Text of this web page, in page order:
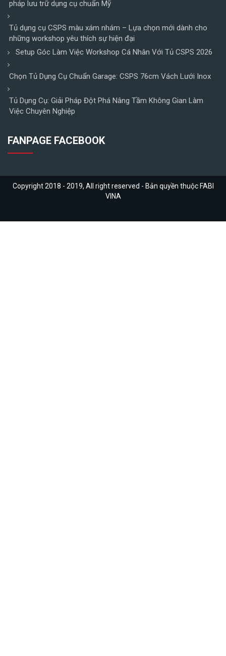
pháp lưu trữ dụng cụ chuẩn Mỹ
Tủ dụng cụ CSPS màu xám nhám – Lựa chọn mới dành cho
những workshop yêu thích sự hiện đại
Setup Góc Làm Việc Workshop Cá Nhân Với Tủ CSPS 2026
Chọn Tủ Dụng Cụ Chuẩn Garage: CSPS 76cm Vách Lưới Inox
Tủ Dụng Cụ: Giải Pháp Đột Phá Nâng Tầm Không Gian Làm
Việc Chuyên Nghiệp
FANPAGE FACEBOOK
Copyright 2018 - 2019, All right reserved - Bản quyền thuộc FABI
VINA